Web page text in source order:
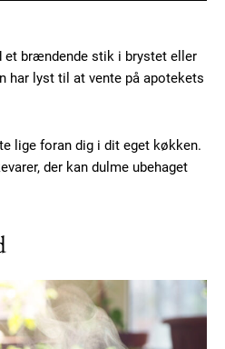
et brændende stik i brystet eller
har lyst til at vente på apotekets
lige foran dig i dit eget køkken.
der kan dulme ubehaget